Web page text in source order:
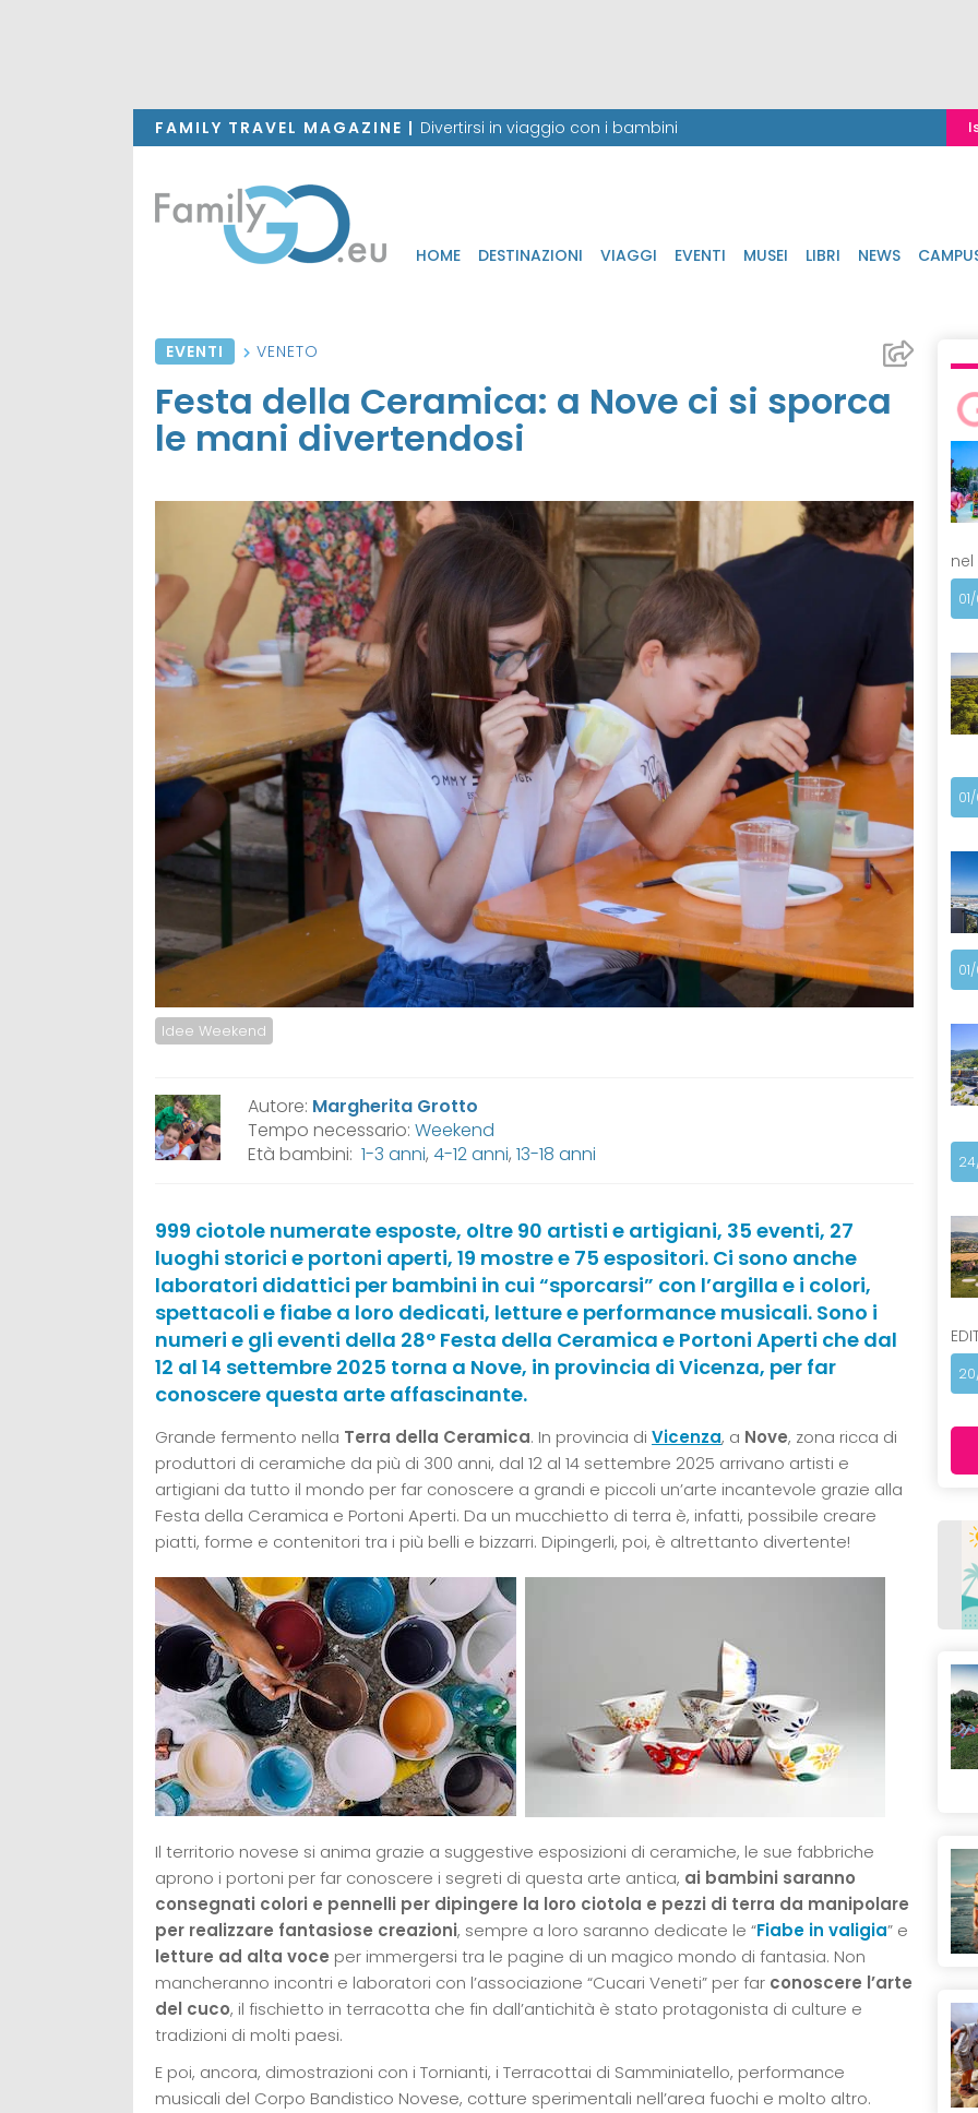
FAMILY TRAVEL MAGAZINE | Divertirsi in viaggio con i bambini
HOME DESTINAZIONI VIAGGI EVENTI MUSEI LIBRI NEWS
EVENTI VENETO
Festa della Ceramica: a Nove ci si sporca
le mani divertendosi
Idee Weekend
Autore: Margherita Grotto
Tempo necessario: Weekend
Età bambini: 1-3 anni, 4-12 anni, 13-18 anni
999 ciotole numerate esposte, oltre 90 artisti e artigiani, 35 eventi, 27
luoghi storici e portoni aperti, 19 mostre e 75 espositori. Ci sono anche
laboratori didattici per bambini in cui “sporcarsi” con l’argilla e i colori,
spettacoli e fiabe a loro dedicati, letture e performance musicali. Sono i
numeri e gli eventi della 28° Festa della Ceramica e Portoni Aperti che dal
12 al 14 settembre 2025 torna a Nove, in provincia di Vicenza, per far
conoscere questa arte affascinante.
Grande fermento nella Terra della Ceramica. In provincia di Vicenza, a Nove, zona ricca di
produttori di ceramiche da più di 300 anni, dal 12 al 14 settembre 2025 arrivano artisti e
artigiani da tutto il mondo per far conoscere a grandi e piccoli un’arte incantevole grazie alla
Festa della Ceramica e Portoni Aperti. Da un mucchietto di terra è, infatti, possibile creare
piatti, forme e contenitori tra i più belli e bizzarri. Dipingerli, poi, è altrettanto divertente!
Il territorio novese si anima grazie a suggestive esposizioni di ceramiche, le sue fabbriche
aprono i portoni per far conoscere i segreti di questa arte antica, ai bambini saranno
consegnati colori e pennelli per dipingere la loro ciotola e pezzi di terra da manipolare
per realizzare fantasiose creazioni, sempre a loro saranno dedicate le “Fiabe in valigia” e
letture ad alta voce per immergersi tra le pagine di un magico mondo di fantasia. Non
mancheranno incontri e laboratori con l’associazione “Cucari Veneti” per far conoscere l’arte
del cuco, il fischietto in terracotta che fin dall’antichità è stato protagonista di culture e
tradizioni di molti paesi.
E poi, ancora, dimostrazioni con i Tornianti, i Terracottai di Samminiatello, performance
musicali del Corpo Bandistico Novese, cotture sperimentali nell’area fuochi e molto altro.
nel